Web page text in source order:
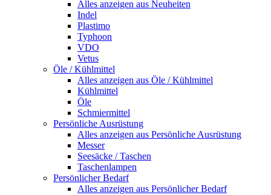
Alles anzeigen aus Neuheiten
Indel
Plastimo
Typhoon
VDO
Vetus
Öle / Kühlmittel
Alles anzeigen aus Öle / Kühlmittel
Kühlmittel
Öle
Schmiermittel
Persönliche Ausrüstung
Alles anzeigen aus Persönliche Ausrüstung
Messer
Seesäcke / Taschen
Taschenlampen
Persönlicher Bedarf
Alles anzeigen aus Persönlicher Bedarf